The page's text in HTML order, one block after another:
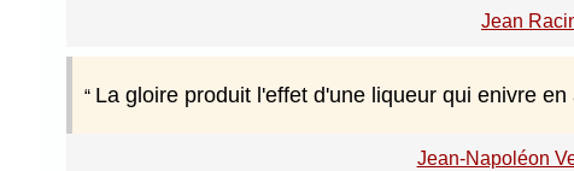
Jean
La gloire produit l'effet d'une liqueur qui enivre
Jean-Napoléon